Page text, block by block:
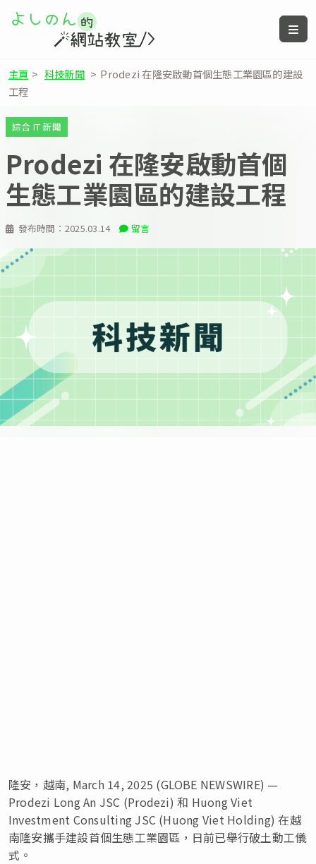
主頁 > 科技新聞 > Prodezi 在隆安啟動首個生態工業園區的建設
工程
發布時間： 2025.03.14 留言
綜合 IT 新聞
Prodezi 在隆安啟動首個
生態工業園區的建設工程
隆安，越南, March 14, 2025 (GLOBE NEWSWIRE) —
Prodezi Long An JSC (Prodezi) 和 Huong Viet
Investment Consulting JSC (Huong Viet Holding) 在越
南隆安攜手建設首個生態工業園區，日前已舉行破土動工儀
式。